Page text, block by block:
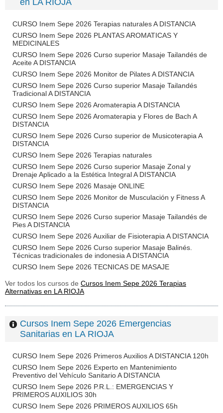
en LA RIOJA
CURSO Inem Sepe 2026 Terapias naturales A DISTANCIA
CURSO Inem Sepe 2026 PLANTAS AROMATICAS Y
MEDICINALES
CURSO Inem Sepe 2026 Curso superior Masaje Tailandés de
Aceite A DISTANCIA
CURSO Inem Sepe 2026 Monitor de Pilates A DISTANCIA
CURSO Inem Sepe 2026 Curso superior Masaje Tailandés
Tradicional A DISTANCIA
CURSO Inem Sepe 2026 Aromaterapia A DISTANCIA
CURSO Inem Sepe 2026 Aromaterapia y Flores de Bach A
DISTANCIA
CURSO Inem Sepe 2026 Curso superior de Musicoterapia A
DISTANCIA
CURSO Inem Sepe 2026 Terapias naturales
CURSO Inem Sepe 2026 Curso superior Masaje Zonal y
Drenaje Aplicado a la Estética Integral A DISTANCIA
CURSO Inem Sepe 2026 Masaje ONLINE
CURSO Inem Sepe 2026 Monitor de Musculación y Fitness A
DISTANCIA
CURSO Inem Sepe 2026 Curso superior Masaje Tailandés de
Pies A DISTANCIA
CURSO Inem Sepe 2026 Auxiliar de Fisioterapia A DISTANCIA
CURSO Inem Sepe 2026 Curso superior Masaje Balinés.
Técnicas tradicionales de indonesia A DISTANCIA
CURSO Inem Sepe 2026 TECNICAS DE MASAJE
Ver todos los cursos de Cursos Inem Sepe 2026 Terapias
Alternativas en LA RIOJA
Cursos Inem Sepe 2026 Emergencias
Sanitarias en LA RIOJA
CURSO Inem Sepe 2026 Primeros Auxilios A DISTANCIA 120h
CURSO Inem Sepe 2026 Experto en Mantenimiento
Preventivo del Vehículo Sanitario A DISTANCIA
CURSO Inem Sepe 2026 P.R.L.: EMERGENCIAS Y
PRIMEROS AUXILIOS 30h
CURSO Inem Sepe 2026 PRIMEROS AUXILIOS 65h